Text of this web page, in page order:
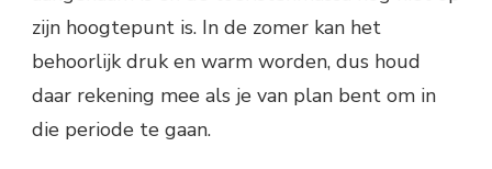
zijn hoogtepunt is. In de zomer kan het
behoorlijk druk en warm worden, dus houd
daar rekening mee als je van plan bent om in
die periode te gaan.